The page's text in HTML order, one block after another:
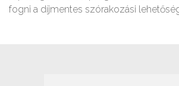
fogni a díjmentes szórakozási